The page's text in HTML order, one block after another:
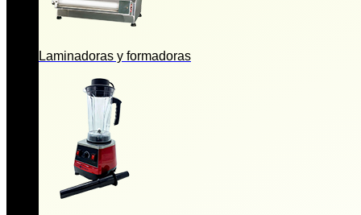
Laminadoras y formadoras